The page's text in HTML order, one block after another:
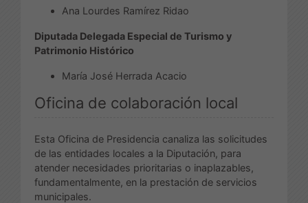
Ana Lourdes Ramírez Ridao
Diputada Delegada Especial de Turismo y
Patrimonio Histórico
María José Herrada Acacio
Oficina de colaboración local
Esta Oficina de Presidencia canaliza las solicitudes
de las entidades locales a la Diputación, para
atender necesidades prioritarias o inaplazables,
fundamentalmente, en la prestación de servicios
municipales.